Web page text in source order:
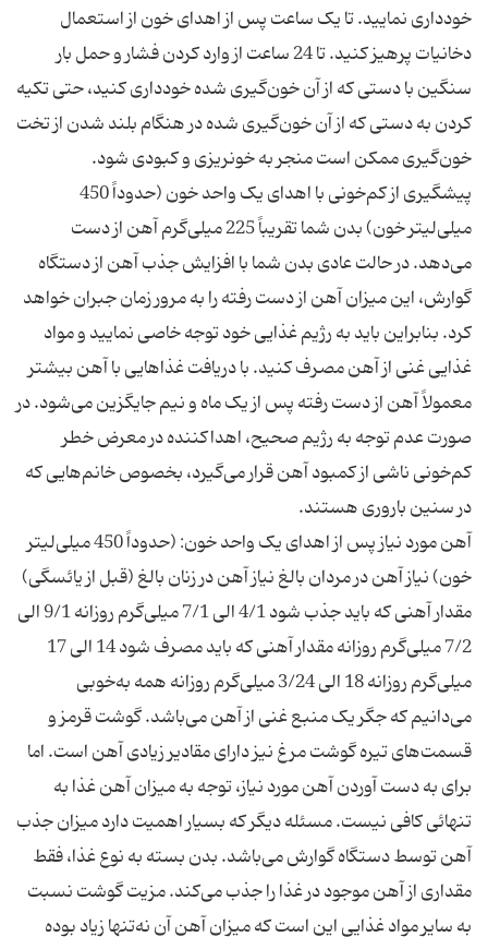
خودداری نمایید. تا یک ساعت پس از اهدای خون از استعمال
دخانیات پرهیز کنید. تا 24 ساعت از وارد کردن فشار و حمل بار
سنگین با دستی که از آن خون‌گیری شده خودداری کنید، حتی تکیه
کردن به دستی که از آن خون‌گیری شده در هنگام بلند شدن از تخت
پیشگیری از کم‌خونی با اهدای یک واحد خون (حدوداً 450
میلی‌لیتر خون) بدن شما تقریباً 225 میلی‌گرم آهن از دست
می‌دهد. در حالت عادی بدن شما با افزایش جذب آهن از دستگاه
گوارش، این میزان آهن از دست رفته را به مرور زمان جبران خواهد
کرد. بنابراین باید به رژیم غذایی خود توجه خاصی نمایید و مواد
غذایی غنی از آهن مصرف کنید. با دریافت غذاهایی با آهن بیشتر
معمولاً آهن از دست رفته پس از یک ماه و نیم جایگزین می‌شود. در
صورت عدم توجه به رژیم صحیح، اهداکننده در معرض خطر
کم‌خونی ناشی از کمبود آهن قرار می‌گیرد، بخصوص خانم‌هایی که
آهن مورد نیاز پس از اهدای یک واحد خون: (حدوداً 450 میلی‌لیتر
خون) نیاز آهن در مردان بالغ نیاز آهن در زنان بالغ (قبل از یائسگی)
مقدار آهنی که باید جذب شود 4/1 الی 7/1 میلی‌گرم روزانه 9/1 الی
7/2 میلی‌گرم روزانه مقدار آهنی که باید مصرف شود 14 الی 17
میلی‌گرم روزانه 18 الی 3/24 میلی‌گرم روزانه همه به‌خوبی
می‌دانیم که جگر یک منبع غنی از آهن می‌باشد. گوشت قرمز و
قسمت‌های تیره گوشت مرغ نیز دارای مقادیر زیادی آهن است. اما
برای به دست آوردن آهن مورد نیاز، توجه به میزان آهن غذا به
تنهائی کافی نیست. مسئله دیگر که بسیار اهمیت دارد میزان جذب
آهن توسط دستگاه گوارش می‌باشد. بدن بسته به نوع غذا، فقط
مقداری از آهن موجود در غذا را جذب می‌کند. مزیت گوشت نسبت
به سایر مواد غذایی این است که میزان آهن آن نه‌تنها زیاد بوده